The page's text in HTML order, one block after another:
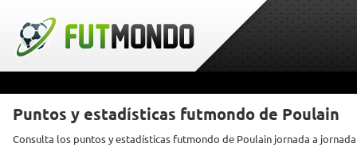
Puntos y estadísticas futmondo de Poulain
Consulta los puntos y estadísticas futmondo de Poulain jornada a jornada